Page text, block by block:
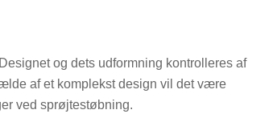
og dets udformning kontrolleres af
af et komplekst design vil det være
ved sprøjtestøbning.